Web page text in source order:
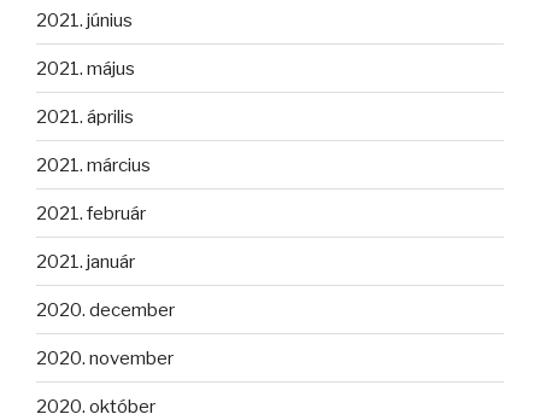
2021. június
2021. május
2021. április
2021. március
2021. február
2021. január
2020. december
2020. november
2020. október